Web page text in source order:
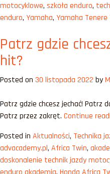
motocyklowe, szkoła enduro,
enduro, Yamaha, Yamaha Tenere
Patrz gdzie
hit?
Posted on 30 listopada 2022 by
Patrz gdzie chcesz jechać! Patrz
Patrz przez zakręt. Continue
Posted in Aktualności, Technika
advacademy.pl, Africa Twin,
doskonalenie technik jazdy